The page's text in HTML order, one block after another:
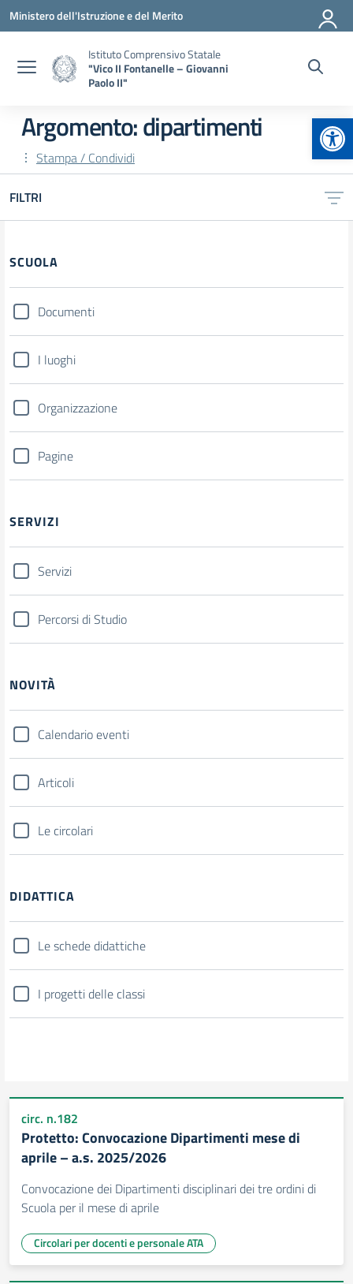
Vai ai contenuti
Vai al menu di navigazione
Vai al footer
Ministero dell'Istruzione e del Merito
Istituto Comprensivo Statale
"Vico II Fontanelle – Giovanni
Paolo II"
Argomento: dipartimenti
Stampa / Condividi
FILTRI
Filtri
SCUOLA
Documenti
I luoghi
Organizzazione
Pagine
SERVIZI
Servizi
Percorsi di Studio
NOVITÀ
Calendario eventi
Articoli
Le circolari
DIDATTICA
Le schede didattiche
I progetti delle classi
circ. n.182
Protetto: Convocazione Dipartimenti mese di
aprile – a.s. 2025/2026
Convocazione dei Dipartimenti disciplinari dei tre ordini di
Scuola per il mese di aprile
Circolari per docenti e personale ATA